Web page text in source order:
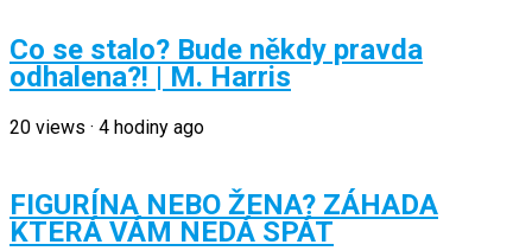
Co se stalo? Bude někdy pravda
odhalena?! | M. Harris
20 views · 4 hodiny ago
FIGURÍNA NEBO ŽENA? ZÁHADA
KTERÁ VÁM NEDÁ SPÁT